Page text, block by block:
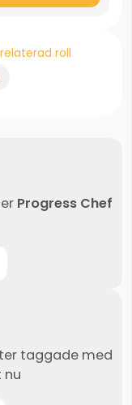
roll
Progress Chef
taggade med
nu